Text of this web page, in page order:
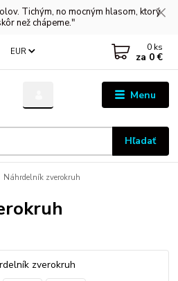
Tichým, no mocným hlasom, ktorý
než chápeme."
Menu
EUR
Hľadať
0 ks
za 0 €
Náhrdelník zverokruh